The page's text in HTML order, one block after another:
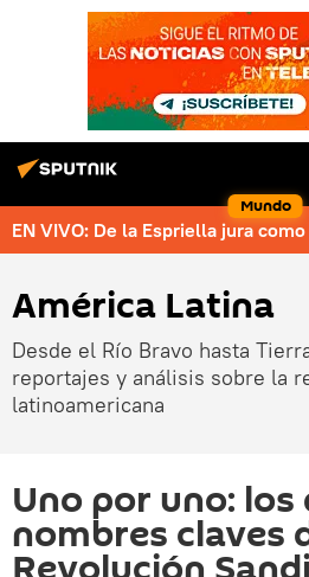
Mundo
EN VIVO: De la Espriella jura
América Latina
Desde el Río Bravo hasta
reportajes y análisis sobre la
latinoamericana
Uno por uno: los
nombres claves